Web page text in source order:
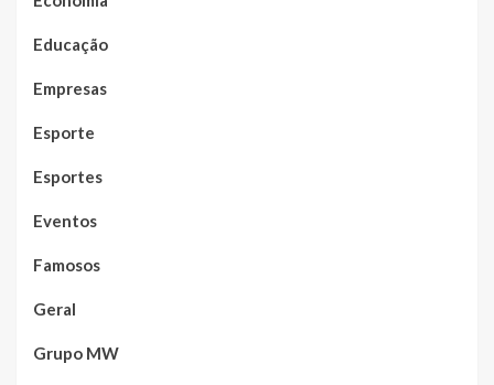
Educação
Empresas
Esporte
Esportes
Eventos
Famosos
Geral
Grupo MW